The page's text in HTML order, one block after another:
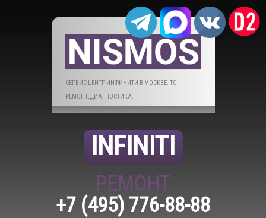
СЕРВИС ЦЕНТР ИНФИНИТИ В МОСКВЕ. ТО,
РЕМОНТ, ДИАГНОСТИКА.
INFINITI
РЕМОНТ
+7 (495) 776-88-88